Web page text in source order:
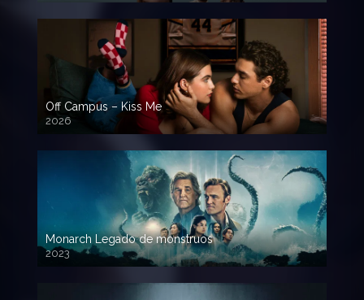
Off Campus – Kiss Me
2026
Monarch Legado de monstruos
2023